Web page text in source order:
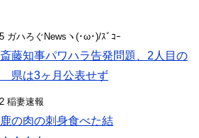
ガハろぐNewsヽ(･ω･)/ｽﾞｺｰ
斎藤知事パワハラ告発問題、2人目の
県は3ヶ月公表せず
稲妻速報
の肉の刺身食べた結